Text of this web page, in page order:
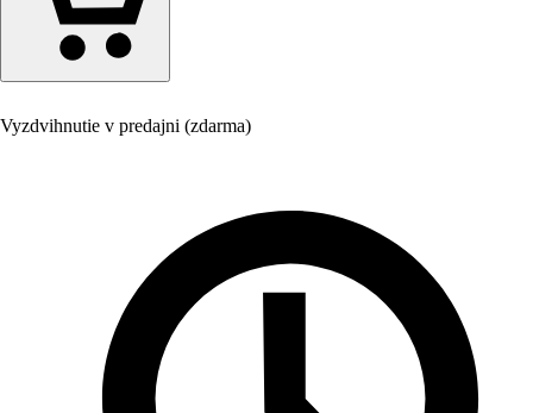
Vyzdvihnutie v predajni (zdarma)